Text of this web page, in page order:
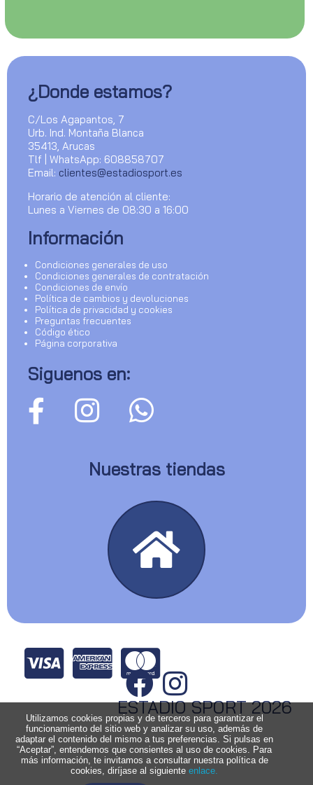
¿Donde estamos?
C/Los Agapantos, 7
Urb. Ind. Montaña Blanca
35413, Arucas
Tlf | WhatsApp: 608858707
Email: clientes@estadiosport.es
Horario de atención al cliente:
Lunes a Viernes de 08:30 a 16:00
Información
Condiciones generales de uso
Condiciones generales de contratación
Condiciones de envío
Política de cambios y devoluciones
Política de privacidad y cookies
Preguntas frecuentes
Código ético
Página corporativa
Siguenos en:
Nuestras tiendas
ESTADIO SPORT 2026
Utilizamos cookies propias y de terceros para garantizar el
funcionamiento del sitio web y analizar su uso, además de
adaptar el contenido del mismo a tus preferencias. Si pulsas en
“Aceptar”, entendemos que consientes al uso de cookies. Para
más información, te invitamos a consultar nuestra política de
cookies, diríjase al siguiente enlace.